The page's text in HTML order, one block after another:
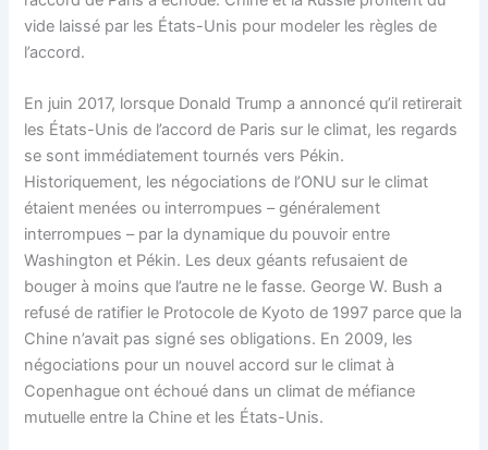
vide laissé par les États-Unis pour modeler les règles de
l’accord.
En juin 2017, lorsque Donald Trump a annoncé qu’il retirerait
les États-Unis de l’accord de Paris sur le climat, les regards
se sont immédiatement tournés vers Pékin.
Historiquement, les négociations de l’ONU sur le climat
étaient menées ou interrompues – généralement
interrompues – par la dynamique du pouvoir entre
Washington et Pékin. Les deux géants refusaient de
bouger à moins que l’autre ne le fasse. George W. Bush a
refusé de ratifier le Protocole de Kyoto de 1997 parce que la
Chine n’avait pas signé ses obligations. En 2009, les
négociations pour un nouvel accord sur le climat à
Copenhague ont échoué dans un climat de méfiance
mutuelle entre la Chine et les États-Unis.